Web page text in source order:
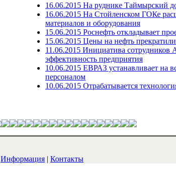
16.06.2015 На руднике Таймырский
16.06.2015 На Стойленском ГОКе
материалов и оборудования
15.06.2015 Роснефть откладывает
15.06.2015 Цены на нефть
11.06.2015 Инициатива сотрудников
эффективность предприятия
10.06.2015 ЕВРАЗ устанавливает на
персоналом
10.06.2015 Отрабатывается
Информация | Контакты